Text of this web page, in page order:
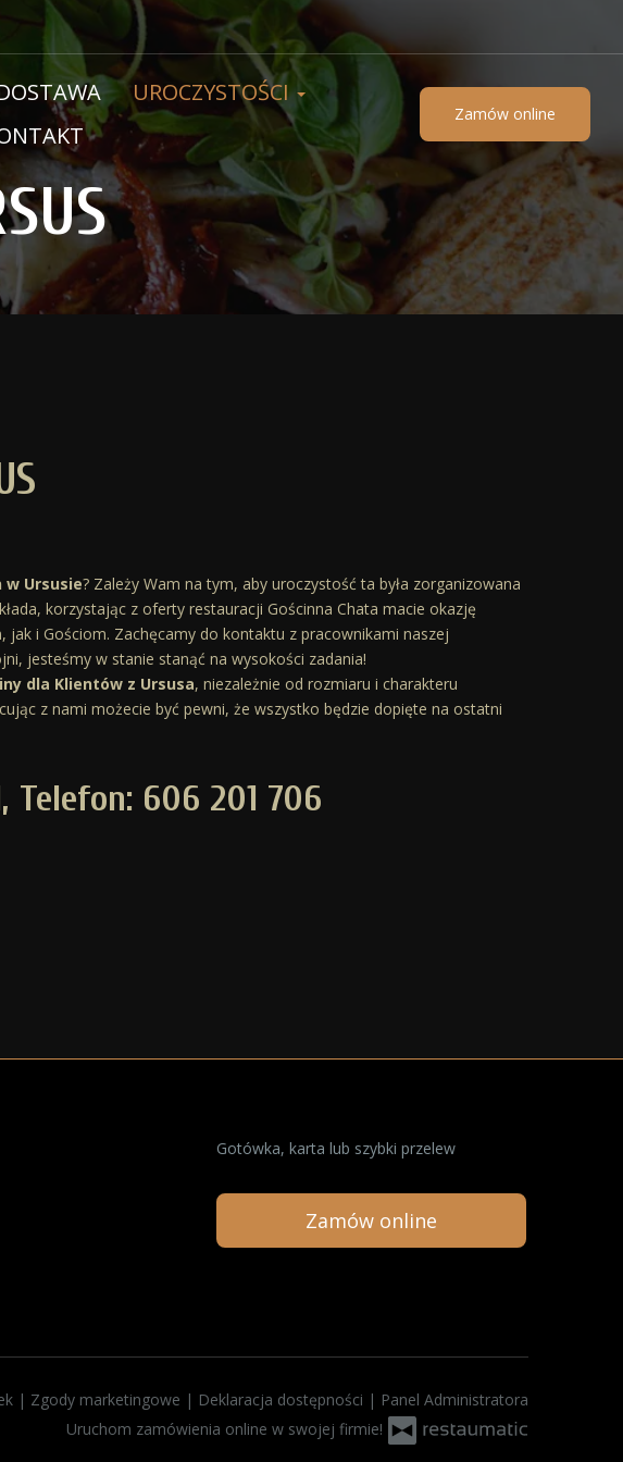
UROCZYSTOŚCI
Zamów online
w Ursusie? Zależy Wam na tym, aby uroczystość ta była zorganizowana
korzystając z oferty restauracji Gościnna Chata macie okazję
i Gościom. Zachęcamy do kontaktu z pracownikami naszej
jesteśmy w stanie stanąć na wysokości zadania!
dla Klientów z Ursusa, niezależnie od rozmiaru i charakteru
z nami możecie być pewni, że wszystko będzie dopięte na ostatni
Telefon: 606 201 706
Gotówka, karta lub szybki przelew
Zamów online
| Zgody marketingowe | Deklaracja dostępności | Panel Administratora
Uruchom zamówienia online w swojej firmie!